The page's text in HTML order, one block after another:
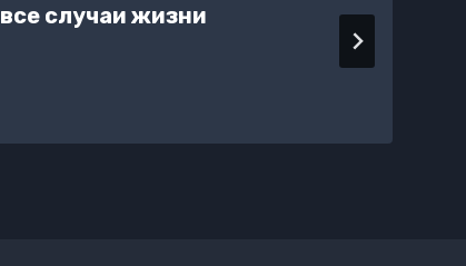
все случаи жизни